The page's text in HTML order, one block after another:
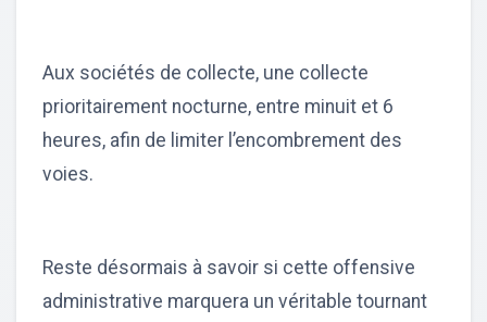
Aux sociétés de collecte, une collecte
prioritairement nocturne, entre minuit et 6
heures, afin de limiter l’encombrement des
voies.
Reste désormais à savoir si cette offensive
administrative marquera un véritable tournant